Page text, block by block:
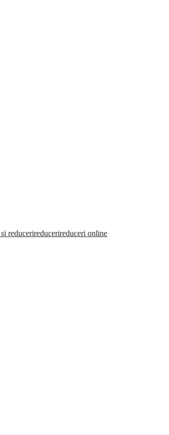
reducerireducerireduceri online